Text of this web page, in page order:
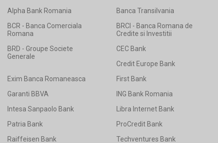
Alpha Bank Romania
Banca Transilvania
BCR - Banca Comerciala
Romana
BRCI - Banca Romana de
Credite si Investitii
BRD - Groupe Societe
Generale
CEC Bank
Credit Europe Bank
Exim Banca Romaneasca
First Bank
Garanti BBVA
ING Bank Romania
Intesa Sanpaolo Bank
Libra Internet Bank
Patria Bank
ProCredit Bank
Raiffeisen Bank
Techventures Bank